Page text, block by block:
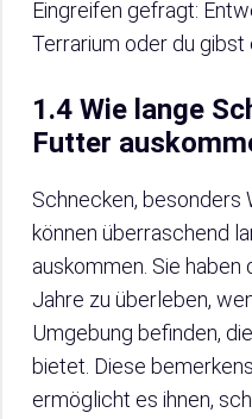
Eingreifen gefragt:
Terrarium oder du gibst
1.4 Wie lange
Futter
Schnecken, besonders
können überraschend
auskommen. Sie haben
Jahre zu überleben,
Umgebung befinden,
bietet. Diese
ermöglicht es ihnen,